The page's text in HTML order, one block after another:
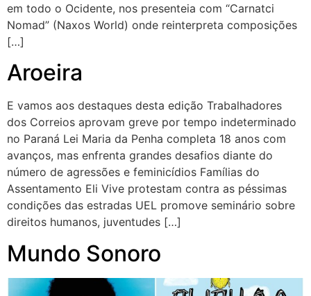
em todo o Ocidente, nos presenteia com “Carnatci
Nomad” (Naxos World) onde reinterpreta composições
[…]
Aroeira
E vamos aos destaques desta edição Trabalhadores
dos Correios aprovam greve por tempo indeterminado
no Paraná Lei Maria da Penha completa 18 anos com
avanços, mas enfrenta grandes desafios diante do
número de agressões e feminicídios Famílias do
Assentamento Eli Vive protestam contra as péssimas
condições das estradas UEL promove seminário sobre
direitos humanos, juventudes […]
Mundo Sonoro